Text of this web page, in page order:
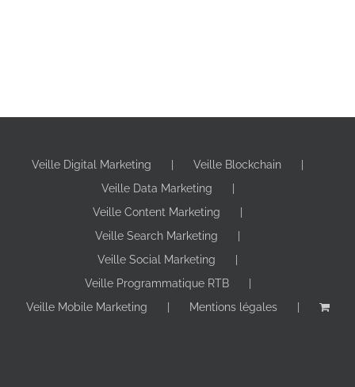
Veille Digital Marketing
Veille Blockchain
Veille Data Marketing
Veille Content Marketing
Veille Search Marketing
Veille Social Marketing
Veille Programmatique RTB
Veille Mobile Marketing
Mentions légales